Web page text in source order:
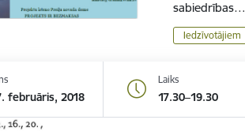
sabiedrības…
Iedzīvotājiem
februāris, 2018
Laiks
17.30–19.30